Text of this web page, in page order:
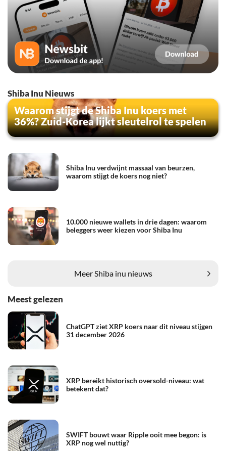
Shiba Inu Nieuws
Waarom stijgt de Shiba Inu koers met
36%? Zuid-Korea lijkt sleutelrol te spelen
Shiba Inu verdwijnt massaal van beurzen,
waarom stijgt de koers nog niet?
10.000 nieuwe wallets in drie dagen: waarom
beleggers weer kiezen voor Shiba Inu
Meer Shiba inu nieuws
Meest gelezen
ChatGPT ziet XRP koers naar dit niveau stijgen
31 december 2026
XRP bereikt historisch oversold-niveau: wat
betekent dat?
SWIFT bouwt waar Ripple ooit mee begon: is
XRP nog wel nuttig?